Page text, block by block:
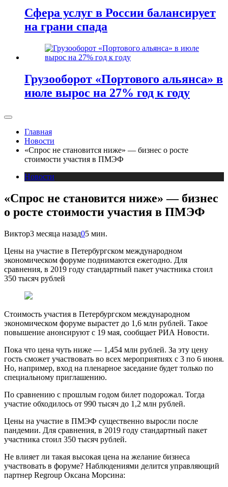
Сфера услуг в России балансирует
на грани спада
Грузооборот «Портового альянса» в
июле вырос на 27% год к году
Главная
Новости
«Спрос не становится ниже» — бизнес о росте
стоимости участия в ПМЭФ
Новости
«Спрос не становится ниже» — бизнес
о росте стоимости участия в ПМЭФ
Виктор3 месяца назад05 мин.
Цены на участие в Петербургском международном
экономическом форуме поднимаются ежегодно. Для
сравнения, в 2019 году стандартный пакет участника стоил
350 тысяч рублей
Стоимость участия в Петербургском международном
экономическом форуме вырастет до 1,6 млн рублей. Такое
повышение анонсируют с 19 мая, сообщает РИА Новости.
Пока что цена чуть ниже — 1,454 млн рублей. За эту цену
гость сможет участвовать во всех мероприятиях с 3 по 6 июня.
Но, например, вход на пленарное заседание будет только по
специальному приглашению.
По сравнению с прошлым годом билет подорожал. Тогда
участие обходилось от 990 тысяч до 1,2 млн рублей.
Цены на участие в ПМЭФ существенно выросли после
пандемии. Для сравнения, в 2019 году стандартный пакет
участника стоил 350 тысяч рублей.
Не влияет ли такая высокая цена на желание бизнеса
участвовать в форуме? Наблюдениями делится управляющий
партнер Regroup Оксана Морсина: